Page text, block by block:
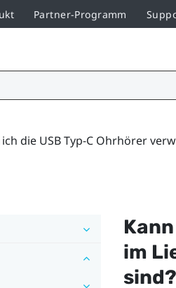
Partner-Programm
ich die USB Typ-C Ohrhörer
im
sind?